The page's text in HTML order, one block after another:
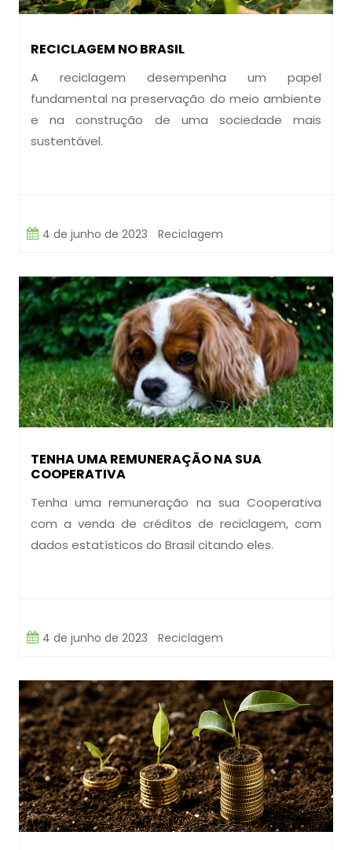
RECICLAGEM NO BRASIL
A reciclagem desempenha um papel
fundamental na preservação do meio ambiente
e na construção de uma sociedade mais
sustentável.
4 de junho de 2023 Reciclagem
TENHA UMA REMUNERAÇÃO NA SUA
COOPERATIVA
Tenha uma remuneração na sua Cooperativa
com a venda de créditos de reciclagem, com
dados estatísticos do Brasil citando eles.
4 de junho de 2023 Reciclagem